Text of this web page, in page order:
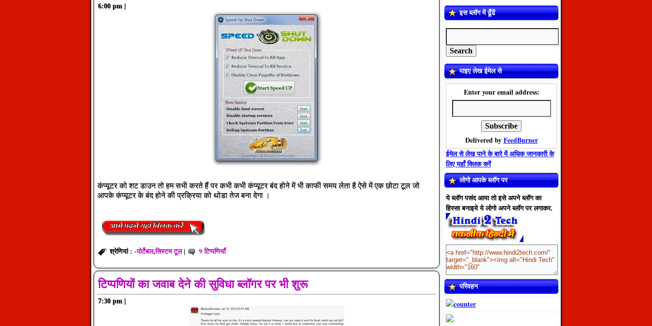
6:00 pm |
कंप्यूटर को शट डाउन तो हम सभी करते हैं पर कभी कभी कंप्यूटर बंद होने में भी काफी समय लेता है ऐसे में एक छोटा टूल जो
आपके कंप्यूटर के बंद होने की प्रक्रिया को थोडा तेज बना देगा ।
श्रेणियां : -पोर्टेबल,सिस्टम टूल| 9 टिप्पणियाँ
टिप्पणियों का जवाब देने की सुविधा ब्लॉगर पर भी शुरू
7:30 pm |
इस ब्लॉग में ढूँढें
पाइए लेख ईमेल से
Enter your email address:
Delivered byFeedBurner
ईमेल से लेख पाने के बारे में अधिक जानकारी के
लिए यहाँ क्लिक करें
लोगो आपके ब्लॉग पर
ये ब्लॉग पसंद आया तो इसे अपने ब्लॉग का
हिस्सा बनाइये ये लोगो अपने ब्लॉग पर लगाकर.
परिवहन